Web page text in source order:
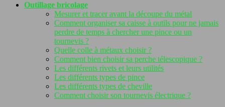
Outillage bricolage
Mesurer et tracer avant la découpe du métal
Comment organiser sa caisse à outils pour ne jamais
perdre de temps à chercher une pince ou un
tournevis ?
Quelle colle à métaux choisir ?
Comment bien choisir sa perche télescopique ?
Les différents rivets et leurs utilités
Les différents types de pince
Les différents types de cheville
Comment choisir son tournevis électrique ?